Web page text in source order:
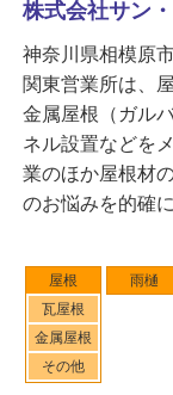
屋根
瓦屋根
金属屋根
その他
雨樋
株式会社サン
神奈川県相模原
関東営業所は、
金属屋根（ガル
ネル設置などを
業のほか屋根材
のお悩みを的確